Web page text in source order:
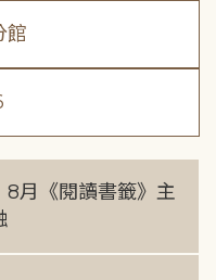
館
8月《閱讀書籤》主